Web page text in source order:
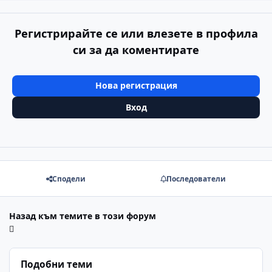
Регистрирайте се или влезете в профила
си за да коментирате
Нова регистрация
Вход
Сподели Последователи
Назад към темите в този форум
Подобни теми